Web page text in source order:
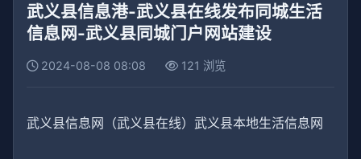
武义县信息港-武义县在线发布同城生活
信息网-武义县同城门户网站建设
2024-08-08 08:08 121 浏览
武义县信息网（武义县在线）武义县本地生活信息网